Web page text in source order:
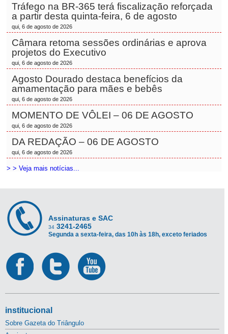
Tráfego na BR-365 terá fiscalização reforçada
a partir desta quinta-feira, 6 de agosto
qui, 6 de agosto de 2026
Câmara retoma sessões ordinárias e aprova
projetos do Executivo
qui, 6 de agosto de 2026
Agosto Dourado destaca benefícios da
amamentação para mães e bebês
qui, 6 de agosto de 2026
MOMENTO DE VÔLEI – 06 DE AGOSTO
qui, 6 de agosto de 2026
DA REDAÇÃO – 06 DE AGOSTO
qui, 6 de agosto de 2026
> > Veja mais notícias...
Assinaturas e SAC
34 3241-2465
Segunda a sexta-feira, das 10h às 18h, exceto feriados
institucional
Sobre Gazeta do Triângulo